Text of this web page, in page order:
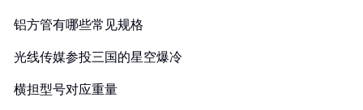
铝方管有哪些常见规格
光线传媒参投三国的星空爆冷
横担型号对应重量